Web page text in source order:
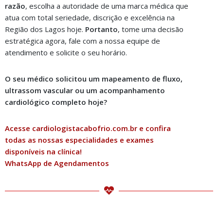
razão, escolha a autoridade de uma marca médica que
atua com total seriedade, discrição e excelência na
Região dos Lagos hoje. Portanto, tome uma decisão
estratégica agora, fale com a nossa equipe de
atendimento e solicite o seu horário.
O seu médico solicitou um mapeamento de fluxo,
ultrassom vascular ou um acompanhamento
cardiológico completo hoje?
Acesse cardiologistacabofrio.com.br e confira
todas as nossas especialidades e exames
disponíveis na clínica!
WhatsApp de Agendamentos